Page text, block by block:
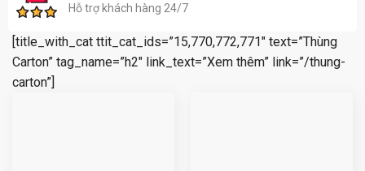
Hỗ trợ khách hàng 24/7
[title_with_cat ttit_cat_ids=”15,770,772,771″ text=”Thùng
Carton” tag_name=”h2″ link_text=”Xem thêm” link=”/thung-
carton”]